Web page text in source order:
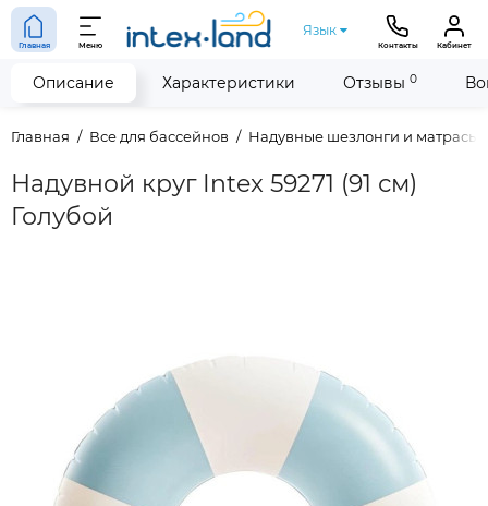
Главная Меню
Язык
Контакты Кабинет
Главная Все для бассейнов Надувные шезлонги и матрасы
Надувной круг Intex 59271 (91 см)
Голубой
Описание Характеристики Отзывы 0